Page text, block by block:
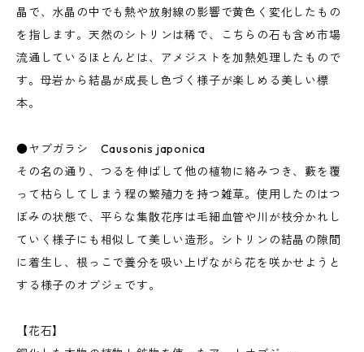
晶で、水晶の中でも熱や放射線の影響で黄色く変化したもの
を指します。天然のシトリンは稀で、こちらの石も含め市場
流通しているほとんどは、アメジストを加熱処理したもので
す。母岩から結晶が成長し色づく様子が楽しめる美しい標
本。
●ヤブガラシ Causonis japonica
その名の通り、つるを伸ばして他の植物に絡みつき、藪を覆
って枯らしてしまう程の繁殖力を持つ雑草。使用したのはつ
ぼみの状態で、平らな集散花序は毛細血管や川が枝分かれし
ていく様子にも相似して美しい造形。シトリンの結晶の隙間
に着生し、根っこで養分を吸い上げながら花を咲かせようと
する様子のオブジェです。
【花石】